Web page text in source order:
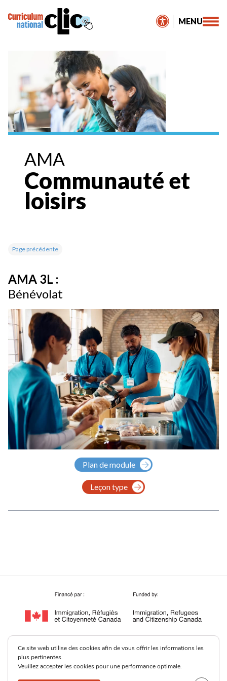
content
MENU
AMA
Communauté et
loisirs
Page précédente
AMA 3L :
Bénévolat
Plan de module
Leçon type
Ce site web utilise des cookies afin de vous offrir les informations les
plus pertinentes.
Veuillez accepter les cookies pour une performance optimale.